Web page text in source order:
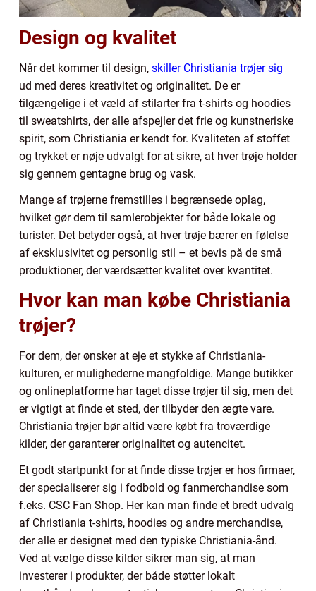
Design og kvalitet
Når det kommer til design, skiller Christiania trøjer sig
ud med deres kreativitet og originalitet. De er
tilgængelige i et væld af stilarter fra t-shirts og hoodies
til sweatshirts, der alle afspejler det frie og kunstneriske
spirit, som Christiania er kendt for. Kvaliteten af stoffet
og trykket er nøje udvalgt for at sikre, at hver trøje holder
sig gennem gentagne brug og vask.
Mange af trøjerne fremstilles i begrænsede oplag,
hvilket gør dem til samlerobjekter for både lokale og
turister. Det betyder også, at hver trøje bærer en følelse
af eksklusivitet og personlig stil – et bevis på de små
produktioner, der værdsætter kvalitet over kvantitet.
Hvor kan man købe Christiania
trøjer?
For dem, der ønsker at eje et stykke af Christiania-
kulturen, er mulighederne mangfoldige. Mange butikker
og onlineplatforme har taget disse trøjer til sig, men det
er vigtigt at finde et sted, der tilbyder den ægte vare.
Christiania trøjer bør altid være købt fra troværdige
kilder, der garanterer originalitet og autencitet.
Et godt startpunkt for at finde disse trøjer er hos firmaer,
der specialiserer sig i fodbold og fanmerchandise som
f.eks. CSC Fan Shop. Her kan man finde et bredt udvalg
af Christiania t-shirts, hoodies og andre merchandise,
der alle er designet med den typiske Christiania-ånd.
Ved at vælge disse kilder sikrer man sig, at man
investerer i produkter, der både støtter lokalt